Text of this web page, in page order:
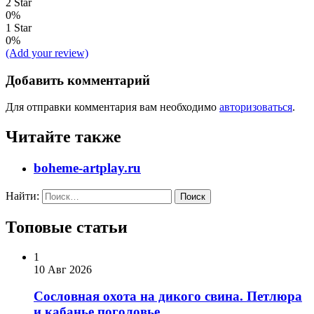
2 Star
0%
1 Star
0%
(Add your review)
Добавить комментарий
Для отправки комментария вам необходимо авторизоваться.
Читайте также
boheme-artplay.ru
Найти:
Топовые статьи
1
10 Авг 2026
Сословная охота на дикого свина. Петлюра